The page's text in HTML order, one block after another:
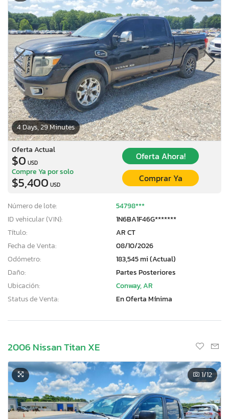
4 Days, 29 Minutes
Oferta Actual
$0 USD
Oferta Ahora!
Compre Ya por solo
$5,400 USD
Comprar Ya
Número de lote:
54798***
ID vehicular (VIN):
1N6BA1F46G*******
Título:
AR CT
Fecha de Venta:
08/10/2026
Odómetro:
183,545 mi (Actual)
Daño:
Partes Posteriores
Ubicación:
Conway, AR
Status de Venta:
En Oferta Mínima
2006 Nissan Titan XE
1/12